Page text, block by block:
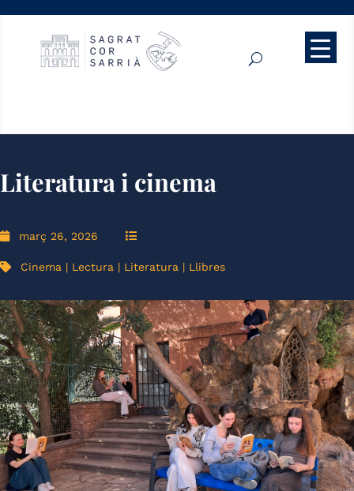
Literatura i cinema
març 26, 2026
Cinema | Lectura | Literatura | Llibres